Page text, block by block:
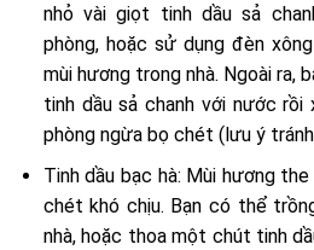
nhỏ vài giọt tinh dầu sả
phòng, hoặc sử dụng đèn
mùi hương trong nhà. Ngoài ra,
tinh dầu sả chanh với nước
phòng ngừa bọ chét (lưu ý
Tinh dầu bạc hà: Mùi hương
chét khó chịu. Bạn có thể
nhà, hoặc thoa một chút tinh